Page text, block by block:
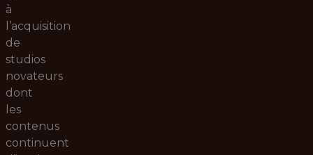
à
l’acquisition
de
studios
novateurs
dont
les
contenus
continuent